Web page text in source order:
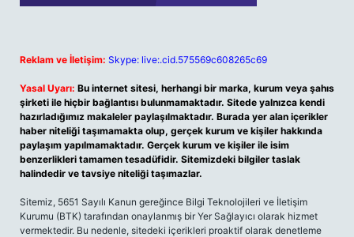
Reklam ve İletişim: Skype: live:.cid.575569c608265c69
Yasal Uyarı: Bu internet sitesi, herhangi bir marka, kurum veya şahıs
şirketi ile hiçbir bağlantısı bulunmamaktadır. Sitede yalnızca kendi
hazırladığımız makaleler paylaşılmaktadır. Burada yer alan içerikler
haber niteliği taşımamakta olup, gerçek kurum ve kişiler hakkında
paylaşım yapılmamaktadır. Gerçek kurum ve kişiler ile isim
benzerlikleri tamamen tesadüfidir. Sitemizdeki bilgiler taslak
halindedir ve tavsiye niteliği taşımazlar.
Sitemiz, 5651 Sayılı Kanun gereğince Bilgi Teknolojileri ve İletişim
Kurumu (BTK) tarafından onaylanmış bir Yer Sağlayıcı olarak hizmet
vermektedir. Bu nedenle, sitedeki içerikleri proaktif olarak denetleme